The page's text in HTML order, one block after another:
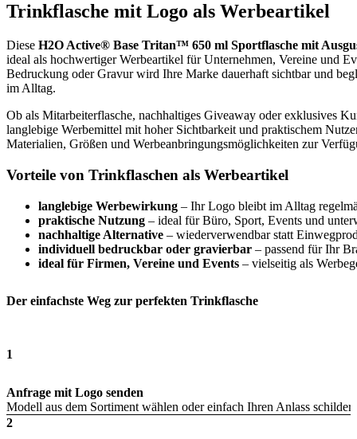
Trinkflasche mit Logo als Werbeartikel
Diese H2O Active® Base Tritan™ 650 ml Sportflasche mit
ideal als hochwertiger Werbeartikel für Unternehmen, Vereine und
Bedruckung oder Gravur wird Ihre Marke dauerhaft sichtbar und
im Alltag.
Ob als Mitarbeiterflasche, nachhaltiges Giveaway oder exklusives
langlebige Werbemittel mit hoher Sichtbarkeit und praktischem
Materialien, Größen und Werbeanbringungsmöglichkeiten zur
Vorteile von Trinkflaschen als Werbeartikel
langlebige Werbewirkung – Ihr Logo bleibt im Alltag
praktische Nutzung – ideal für Büro, Sport, Events und
nachhaltige Alternative – wiederverwendbar statt
individuell bedruckbar oder gravierbar – passend für Ihr
ideal für Firmen, Vereine und Events – vielseitig als
Der einfachste Weg zur perfekten Trinkflasche
1
Anfrage mit Logo senden
Modell aus dem Sortiment wählen oder einfach Ihren Anlass
2